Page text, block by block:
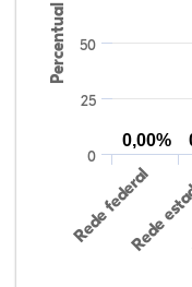
Percentual
Rede federal
Rede
0
25
50
0,00%